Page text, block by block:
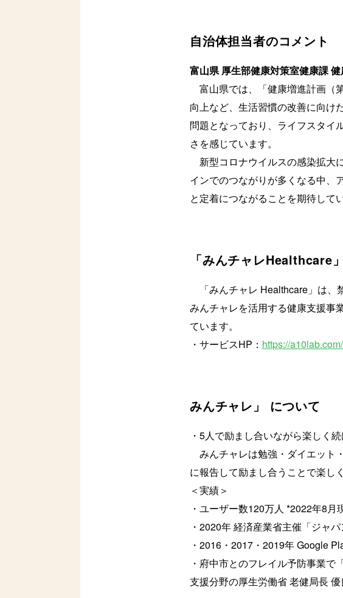
自治体担当者のコメント
富山県 厚生部健康対策室健康課
富山県では、「健康増進計画（
向上など、生活習慣の改善に向け
問題となっており、ライフスタイ
さを感じています。
新型コロナウイルスの感染拡大
インでのつながりが多くなる中、
と定着につながることを期待してい
「みんチャレHealthcare
「みんチャレ Healthcare」は、
みんチャレを活用する健康支援事
ています。
・サービスHP： https://
みんチャレ」 について
・5人で励まし合いながら楽しく
みんチャレは勉強・ダイエット
に報告して励まし合うことで楽し
＜実績＞
・ユーザー数120万人 *2022年8月
・2020年 経済産業省主催「ジャ
・2016・2017・2019年 Google
・府中市とのフレイル予防事業
支援分野の厚生労働省 老健局長